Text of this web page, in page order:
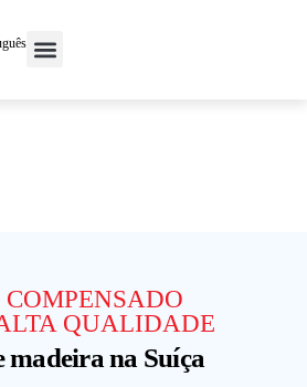
QUALIDADE
na Suíça